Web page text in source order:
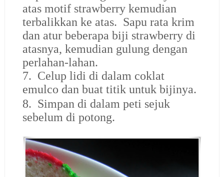
atas motif strawberry kemudian
terbalikkan ke atas. Sapu rata krim
dan atur beberapa biji strawberry di
atasnya, kemudian gulung dengan
perlahan-lahan.
7. Celup lidi di dalam coklat
emulco dan buat titik untuk bijinya.
8. Simpan di dalam peti sejuk
sebelum di potong.